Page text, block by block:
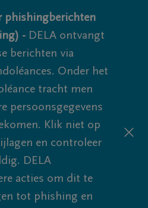
phishingberichten
- DELA ontvangt
berichten via
Onder het
tracht men
persoonsgegevens
Klik niet op
en controleer
DELA
acties om dit te
tot phishing en